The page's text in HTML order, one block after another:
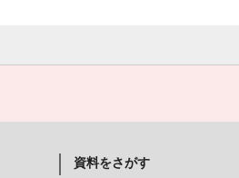
資料をさがす